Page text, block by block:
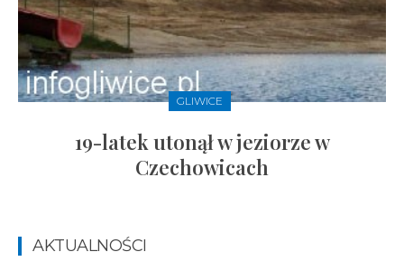
GLIWICE
19-latek utonął w jeziorze w
Czechowicach
AKTUALNOŚCI